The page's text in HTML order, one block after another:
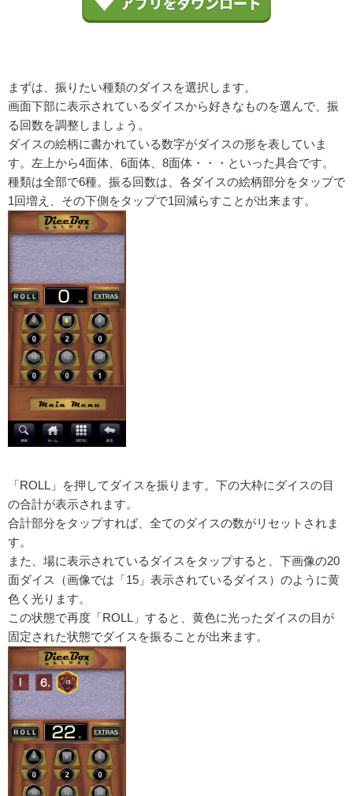
まずは、振りたい種類のダイスを選択します。
画面下部に表示されているダイスから好きなものを選んで、振
る回数を調整しましょう。
ダイスの絵柄に書かれている数字がダイスの形を表していま
す。左上から4面体、6面体、8面体・・・といった具合です。
種類は全部で6種。振る回数は、各ダイスの絵柄部分をタップで
1回増え、その下側をタップで1回減らすことが出来ます。
「ROLL」を押してダイスを振ります。下の大枠にダイスの目
の合計が表示されます。
合計部分をタップすれば、全てのダイスの数がリセットされま
す。
また、場に表示されているダイスをタップすると、下画像の20
面ダイス（画像では「15」表示されているダイス）のように黄
色く光ります。
この状態で再度「ROLL」すると、黄色に光ったダイスの目が
固定された状態でダイスを振ることが出来ます。